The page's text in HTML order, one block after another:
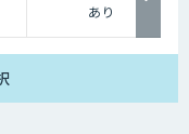
あり